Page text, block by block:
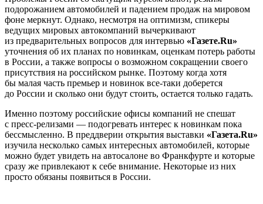
подорожанием автомобилей и падением продаж на мировом
фоне меркнут. Однако, несмотря на оптимизм, спикеры
ведущих мировых автокомпаний вычеркивают
из предварительных вопросов для интервью «Газете.Ru»
уточнения об их планах по новинкам, оценкам потерь работы
в России, а также вопросы о возможном сокращении своего
присутствия на российском рынке. Поэтому когда хотя
бы малая часть премьер и новинок все-таки доберется
до России и сколько они будут стоить, остается только гадать.
Именно поэтому российские офисы компаний не спешат
с пресс-релизами — подогревать интерес к новинкам пока
бессмысленно. В преддверии открытия выставки «Газета.Ru»
изучила несколько самых интересных автомобилей, которые
можно будет увидеть на автосалоне во Франкфурте и которые
сразу же привлекают к себе внимание. Некоторые из них
просто обязаны появиться в России.